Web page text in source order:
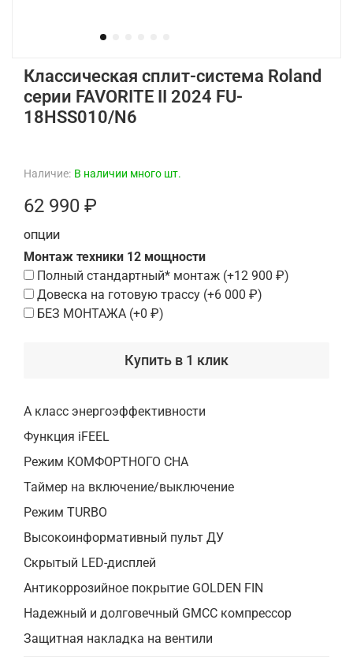
Наличие: В наличии много шт.
Классическая сплит-система Roland
серии FAVORITE II 2024 FU-
18HSS010/N6
62 990 ₽
Купить в 1 клик
ОПЦИИ
Монтаж техники 12 мощности
Полный стандартный* монтаж (+12 900 ₽)
Довеска на готовую трассу (+6 000 ₽)
БЕЗ МОНТАЖА (+0 ₽)
А класс энергоэффективности
Функция iFEEL
Режим КОМФОРТНОГО СНА
Таймер на включение/выключение
Режим TURBO
Высокоинформативный пульт ДУ
Скрытый LED-дисплей
Антикоррозийное покрытие GOLDEN FIN
Надежный и долговечный GMCC компрессор
Защитная накладка на вентили